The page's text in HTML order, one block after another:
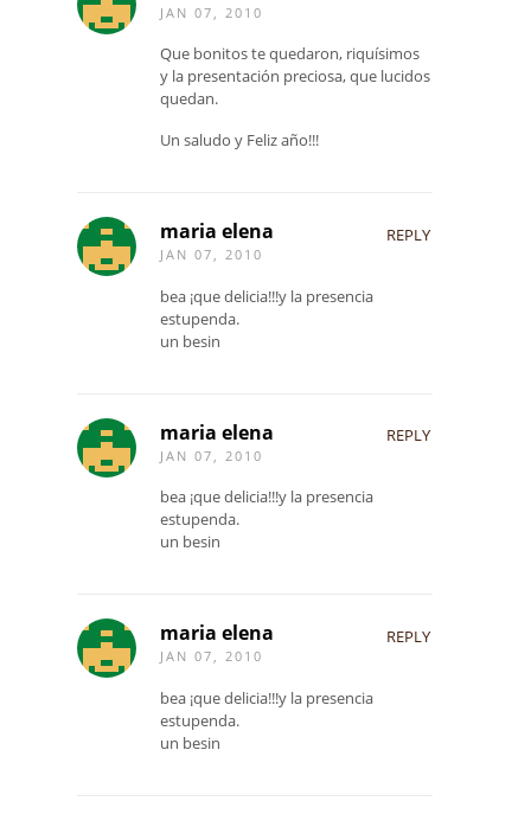
JAN 07, 2010
Que bonitos te quedaron, riquísimos
y la presentación preciosa, que lucidos
quedan.
Un saludo y Feliz año!!!
maria elena
JAN 07, 2010
REPLY
bea ¡que delicia!!!y la presencia
estupenda.
un besin
maria elena
JAN 07, 2010
REPLY
bea ¡que delicia!!!y la presencia
estupenda.
un besin
maria elena
JAN 07, 2010
REPLY
bea ¡que delicia!!!y la presencia
estupenda.
un besin